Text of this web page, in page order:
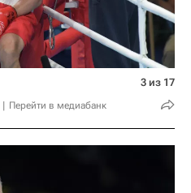
Перейти в медиабанк
3 из 17